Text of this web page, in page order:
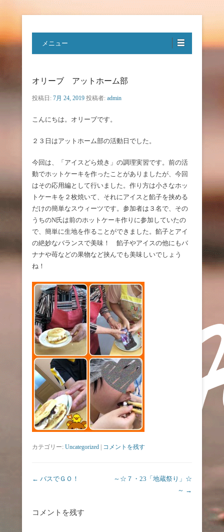
特定非営利活動法人ハートフルボ
イス
メニュー
オリーブ アットホーム部
投稿日: 7月 24, 2019 投稿者: admin
こんにちは。オリーブです。
２３日はアットホーム部の活動日でした。
今回は、「アイスどら焼き」の調理実習です。前の活
動でホットケーキを作ったことがありましたが、今回
はその応用編として行いました。作り方は小さなホッ
トケーキを２枚焼いて、それにアイスと餡子を挟める
だけの簡単なスウィーツです。参加者は３名で、その
うちのN氏は前のホットケーキ作りに参加していたの
で、簡単に生地を作ることができました。餡子とアイ
の絶妙なバランスで美味！ 餡子やアイスの他にもバ
ナナや苺などの果物など挟んでも美味しいでしょう
ね！
カテゴリー: Uncategorized コメントを残す
投稿ナビゲーション
← バスでＧＯ！
～☆７・23「地蔵祭り」☆
～ →
コメントを残す